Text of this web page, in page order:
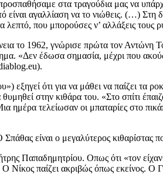
στα τραγούδια μας να
αγαλλίαση να το νιώθεις. (…)
λεπτό, που μπορούσες ν’ αλλάξεις
το 1962, γνώρισε πρώτα τον Αντώνη
«Δεν έδωσα σημασία, μέχρι που
ότι για να μάθει να παίζει τα
στην κιθάρα του. «Στο σπίτι
ημέρα τελείωσαν οι μπαταρίες στο
είναι ο μεγαλύτερος κιθαρίστας
Παπαδημητρίου. Οπως ότι «τον
Νίκος παίζει ακριβώς όπως εκείνος. Ο